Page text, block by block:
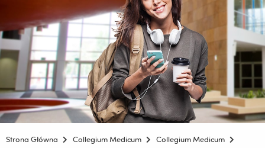
Strona Główna Collegium Medicum
Collegium Medicum